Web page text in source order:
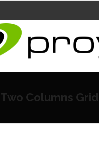
Two Columns Grid